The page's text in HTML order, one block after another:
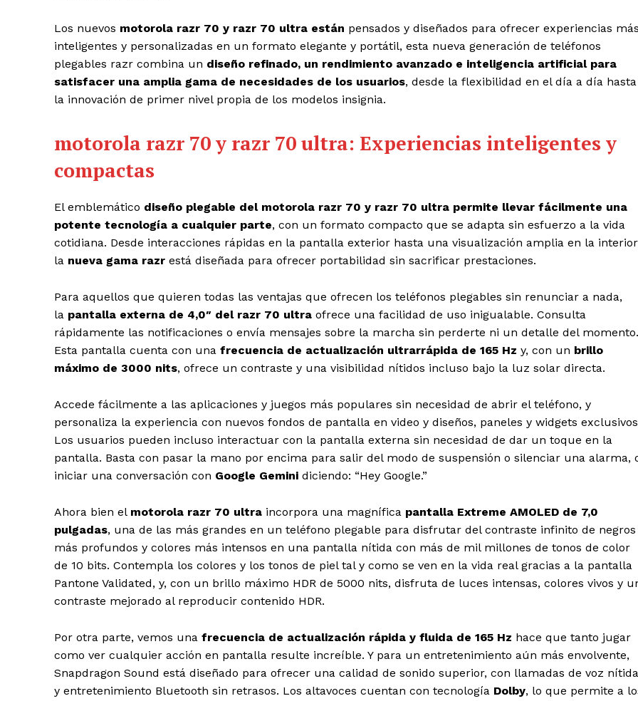
Los nuevos motorola razr 70 y razr 70 ultra están pensados y diseñados para ofrecer experiencias
inteligentes y personalizadas en un formato elegante y portátil, esta nueva generación de teléfonos
plegables razr combina un diseño refinado, un rendimiento avanzado e inteligencia artificial para
satisfacer una amplia gama de necesidades de los usuarios, desde la flexibilidad en el día a día hasta
la innovación de primer nivel propia de los modelos insignia.
motorola razr 70 y razr 70 ultra: Experiencias inteligentes y
compactas
El emblemático diseño plegable del motorola razr 70 y razr 70 ultra permite llevar fácilmente una
potente tecnología a cualquier parte, con un formato compacto que se adapta sin esfuerzo a la vida
cotidiana. Desde interacciones rápidas en la pantalla exterior hasta una visualización amplia en la
la nueva gama razr está diseñada para ofrecer portabilidad sin sacrificar prestaciones.
Para aquellos que quieren todas las ventajas que ofrecen los teléfonos plegables sin renunciar a nada,
la pantalla externa de 4,0″ del razr 70 ultra ofrece una facilidad de uso inigualable. Consulta
rápidamente las notificaciones o envía mensajes sobre la marcha sin perderte ni un detalle del momento.
Esta pantalla cuenta con una frecuencia de actualización ultrarrápida de 165 Hz y, con un brillo
máximo de 3000 nits, ofrece un contraste y una visibilidad nítidos incluso bajo la luz solar directa.
Accede fácilmente a las aplicaciones y juegos más populares sin necesidad de abrir el teléfono, y
personaliza la experiencia con nuevos fondos de pantalla en video y diseños, paneles y widgets
Los usuarios pueden incluso interactuar con la pantalla externa sin necesidad de dar un toque en la
pantalla. Basta con pasar la mano por encima para salir del modo de suspensión o silenciar una alarma,
iniciar una conversación con Google Gemini diciendo: “Hey Google.”
Ahora bien el motorola razr 70 ultra incorpora una magnífica pantalla Extreme AMOLED de 7,0
pulgadas, una de las más grandes en un teléfono plegable para disfrutar del contraste infinito de negros
más profundos y colores más intensos en una pantalla nítida con más de mil millones de tonos de color
de 10 bits. Contempla los colores y los tonos de piel tal y como se ven en la vida real gracias a la pantalla
Pantone Validated, y, con un brillo máximo HDR de 5000 nits, disfruta de luces intensas, colores vivos y
contraste mejorado al reproducir contenido HDR.
Por otra parte, vemos una frecuencia de actualización rápida y fluida de 165 Hz hace que tanto jugar
como ver cualquier acción en pantalla resulte increíble. Y para un entretenimiento aún más envolvente,
Snapdragon Sound está diseñado para ofrecer una calidad de sonido superior, con llamadas de voz
y entretenimiento Bluetooth sin retrasos. Los altavoces cuentan con tecnología Dolby, lo que permite a